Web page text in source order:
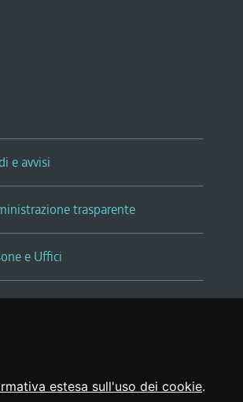
estesa sull'uso dei cookie.
e avvisi
trasparente
e Uffici
Tiziano Tessitori
Realizzato da